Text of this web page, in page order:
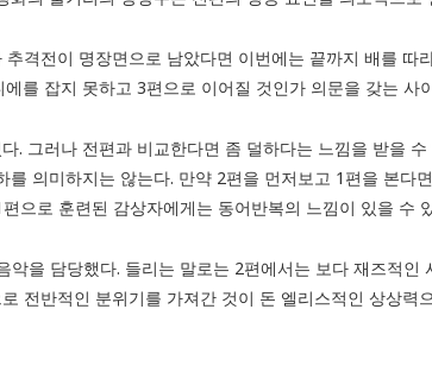
격전이 명장면으로 남았다면 이번에는 끝까지 배를
를 잡지 못하고 3편으로 이어질 것인가 의문을 갖는 사
. 그러나 전편과 비교한다면 좀 덜하다는 느낌을 받을
를 의미하지는 않는다. 만약 2편을 먼저보고 1편을 본다
으로 훈련된 감상자에게는 동어반복의 느낌이 있을 수
악을 담당했다. 들리는 말로는 2편에서는 보다 재즈적인
전반적인 분위기를 가져간 것이 돈 엘리스적인 상상력